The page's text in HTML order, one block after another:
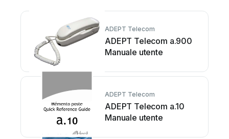
ADEPT Telecom
ADEPT Telecom a.900
Manuale utente
ADEPT Telecom
ADEPT Telecom a.10
Manuale utente